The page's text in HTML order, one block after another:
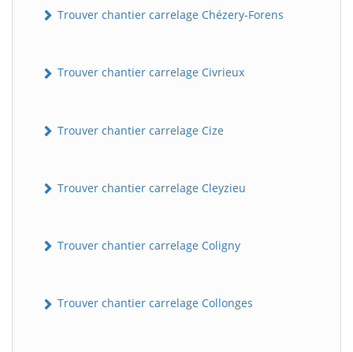
Trouver chantier carrelage Chézery-Forens
Trouver chantier carrelage Civrieux
Trouver chantier carrelage Cize
Trouver chantier carrelage Cleyzieu
Trouver chantier carrelage Coligny
Trouver chantier carrelage Collonges